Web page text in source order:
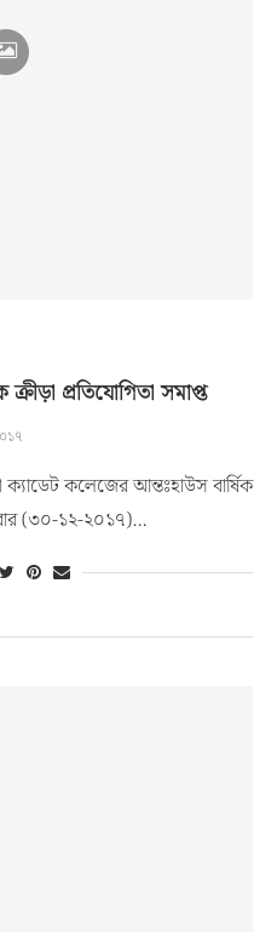
প্রতিযোগিতা সমাপ্ত
কলেজের আন্তঃহাউস বার্ষিক
(৩০-১২-২০১৭)…